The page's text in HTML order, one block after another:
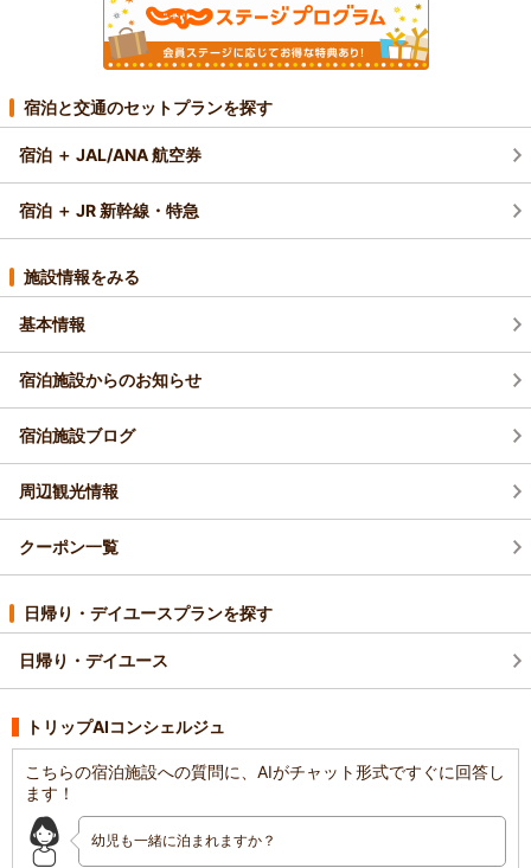
宿泊と交通のセットプランを探す
宿泊 ＋ JAL/ANA 航空券
宿泊 ＋ JR 新幹線・特急
施設情報をみる
基本情報
宿泊施設からのお知らせ
宿泊施設ブログ
周辺観光情報
クーポン一覧
日帰り・デイユースプランを探す
日帰り・デイユース
トリップAIコンシェルジュ
こちらの宿泊施設への質問に、AIがチャット形式ですぐに回答し
ます！
幼児も一緒に泊まれますか？